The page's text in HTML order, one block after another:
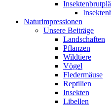
Naturimpressionen
Unsere Beiträge
Landschaften
Pflanzen
Wildtiere
Vögel
Fledermäuse
Reptilien
Insekten
Libellen